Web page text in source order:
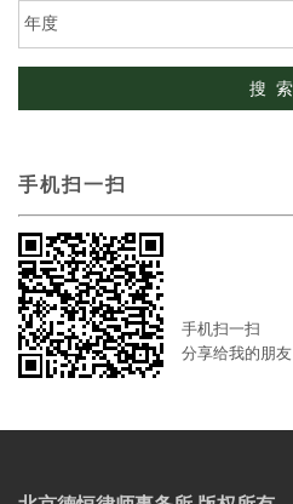
手机扫一扫
手机扫一扫
分享给我的朋友